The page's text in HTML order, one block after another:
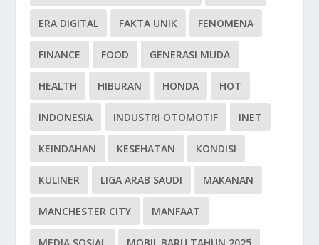
ERA DIGITAL FAKTA UNIK FENOMENA
FINANCE FOOD GENERASI MUDA
HEALTH HIBURAN HONDA HOT
INDONESIA INDUSTRI OTOMOTIF INET
KEINDAHAN KESEHATAN KONDISI
KULINER LIGA ARAB SAUDI MAKANAN
MANCHESTER CITY MANFAAT